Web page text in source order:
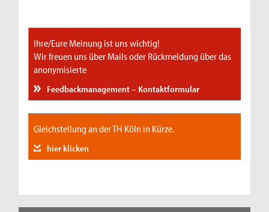
Ihre/Eure Meinung ist uns wichtig!
Wir freuen uns über Mails oder Rückmeldung über das
anonymisierte
Feedbackmanagement – Kontaktformular
Gleichstellung an der TH Köln in Kürze.
hier klicken